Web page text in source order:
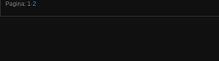
Pagina: 1 ·2